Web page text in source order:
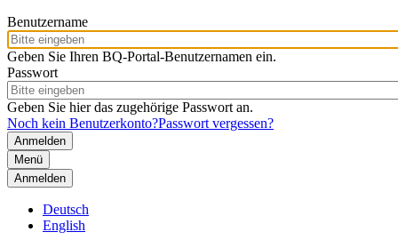
Benutzername
Geben Sie Ihren BQ-Portal-Benutzernamen ein.
Passwort
Geben Sie hier das zugehörige Passwort an.
Noch kein Benutzerkonto?Passwort vergessen?
Menü
Anmelden
Deutsch
English